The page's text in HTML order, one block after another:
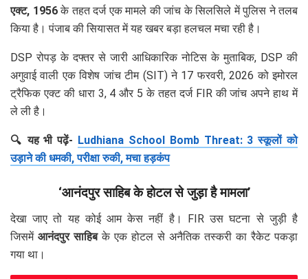
एक्ट, 1956के तहत दर्ज एक मामले की जांच के सिलसिले में पुलिस ने तलब
किया है। पंजाब की सियासत में यह खबर बड़ा हलचल मचा रही है।
DSP रोपड़ के दफ्तर से जारी आधिकारिक नोटिस के मुताबिक, DSP की
अगुवाई वाली एक विशेष जांच टीम (SIT) ने 17 फरवरी, 2026 को इमोरल
ट्रैफिक एक्ट की धारा 3, 4 और 5 के तहत दर्ज FIR की जांच अपने हाथ में
ले ली है।
🔍 यह भी पढ़ें- Ludhiana School Bomb Threat: 3 स्कूलों को
उड़ाने की धमकी, परीक्षा रुकी, मचा हड़कंप
‘आनंदपुर साहिब के होटल से जुड़ा है मामला’
देखा जाए तो यह कोई आम केस नहीं है। FIR उस घटना से जुड़ी है
जिसमें आनंदपुर साहिबके एक होटल से अनैतिक तस्करी का रैकेट पकड़ा
गया था।